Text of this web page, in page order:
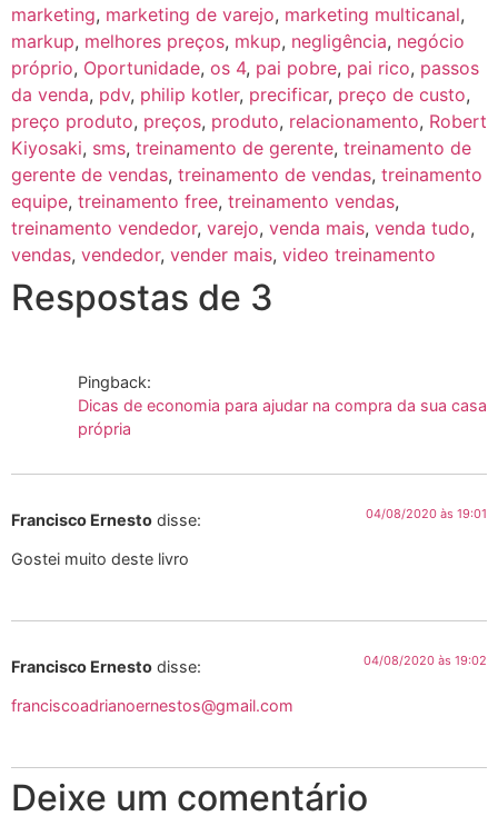
marketing, marketing de varejo, marketing multicanal,
markup, melhores preços, mkup, negligência, negócio
próprio, Oportunidade, os 4, pai pobre, pai rico, passos
da venda, pdv, philip kotler, precificar, preço de custo,
preço produto, preços, produto, relacionamento, Robert
Kiyosaki, sms, treinamento de gerente, treinamento de
gerente de vendas, treinamento de vendas, treinamento
equipe, treinamento free, treinamento vendas,
treinamento vendedor, varejo, venda mais, venda tudo,
vendas, vendedor, vender mais, video treinamento
Respostas de 3
Pingback:
Dicas de economia para ajudar na compra da sua casa
própria
Francisco Ernesto disse: 04/08/2020 às 19:01
Gostei muito deste livro
Francisco Ernesto disse: 04/08/2020 às 19:02
franciscoadrianoernestos@gmail.com
Deixe um comentário